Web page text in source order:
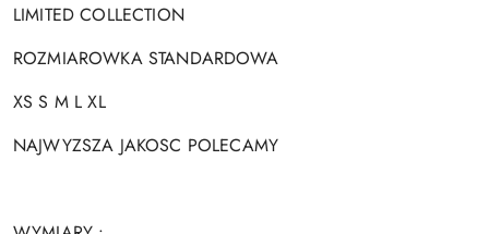
LIMITED COLLECTION
ROZMIAROWKA STANDARDOWA
XS S M L XL
NAJWYZSZA JAKOSC POLECAMY